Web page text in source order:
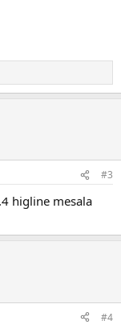
#3
higline mesala
#4